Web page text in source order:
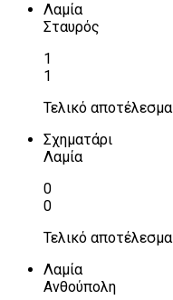
Λαμία
Σταυρός
1
1
Τελικό αποτέλεσμα
Σχηματάρι
Λαμία
0
0
Τελικό αποτέλεσμα
Λαμία
Ανθούπολη